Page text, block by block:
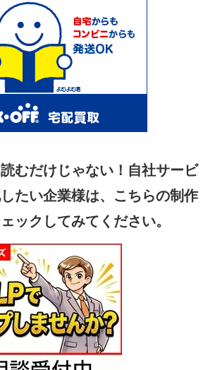
むだけじゃない！自社サービ
たい企業様は、こちらの制作
ックしてみてください。